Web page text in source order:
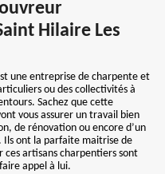
Hilaire Les
une entreprise de charpente et
ou des collectivités à
Sachez que cette
vous assurer un travail bien
de rénovation ou encore d’un
ont la parfaite maitrise de
ces artisans charpentiers sont
appel à lui.